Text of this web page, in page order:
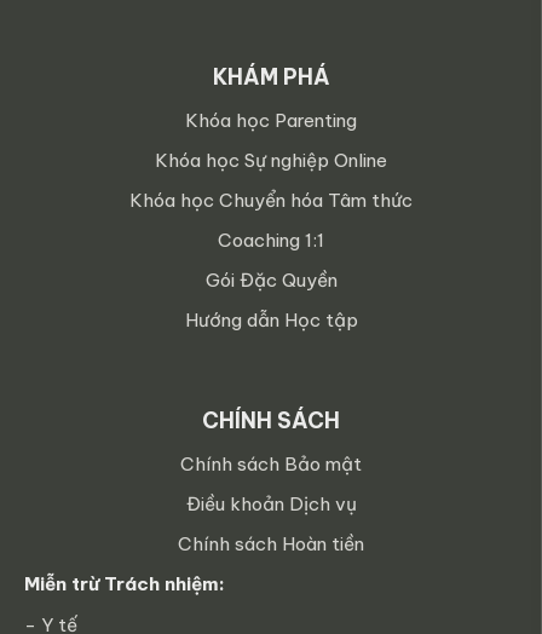
KHÁM PHÁ
Khóa học Parenting
Khóa học Sự nghiệp Online
Khóa học Chuyển hóa Tâm thức
Coaching 1:1
Gói Đặc Quyền
Hướng dẫn Học tập
CHÍNH SÁCH
Chính sách Bảo mật
Điều khoản Dịch vụ
Chính sách Hoàn tiền
Miễn trừ Trách nhiệm:
- Y tế